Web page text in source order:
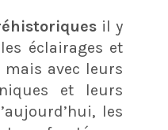
il y
éclairages et
avec leurs
et leurs
les